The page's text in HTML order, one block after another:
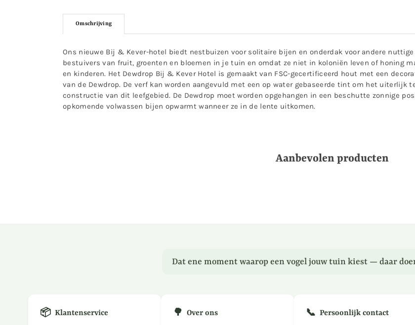
Omschrijving
Ons nieuwe Bij & Kever-hotel biedt nestbuizen voor solitaire bijen en onderdak voor andere
bestuivers van fruit, groenten en bloemen in je tuin en omdat ze niet in koloniën leven of honing
en kinderen. Het Dewdrop Bij & Kever Hotel is gemaakt van FSC-gecertificeerd hout met een
van de Dewdrop. De verf kan worden aangevuld met een op water gebaseerde tint om het uiterlijk
constructie van dit leefgebied. De Dewdrop moet worden opgehangen in een beschutte zonnige
opkomende volwassen bijen opwarmt wanneer ze in de lente uitkomen.
Aanbevolen producten
Dat ene moment waarop een vogel jouw tuin kiest — daar
📦 Klantenservice 🌳 Over ons 📞 Persoonlijk contact